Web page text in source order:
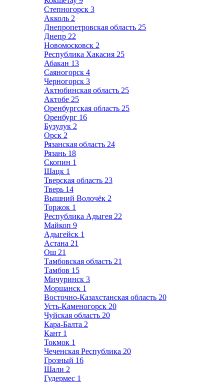
Степногорск 3
Акколь 2
Днепропетровская область 25
Днепр 22
Новомосковск 2
Республика Хакасия 25
Абакан 13
Саяногорск 4
Черногорск 3
Актюбинская область 25
Актобе 25
Оренбургская область 25
Оренбург 16
Бузулук 2
Орск 2
Рязанская область 24
Рязань 18
Скопин 1
Шацк 1
Тверская область 23
Тверь 14
Вышний Волочёк 2
Торжок 1
Республика Адыгея 22
Майкоп 9
Адыгейск 1
Астана 21
Ош 21
Тамбовская область 21
Тамбов 15
Мичуринск 3
Моршанск 1
Восточно-Казахстанская область 20
Усть-Каменогорск 20
Чуйская область 20
Кара-Балта 2
Кант 1
Токмок 1
Чеченская Республика 20
Грозный 16
Шали 2
Гудермес 1